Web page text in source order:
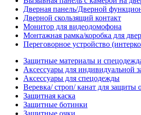
Дверная панель/Дверной
Дверной скользящий контакт
Монитор для видеодомофона
Монтажная рамка/коробка для
Переговорное устройство
Защитные материалы и
Аксессуары для индивидуальной
Аксессуары для спецодежды
Веревка/ строп/ канат для защиты
Защитная каска
Защитные ботинки
Защитные очки